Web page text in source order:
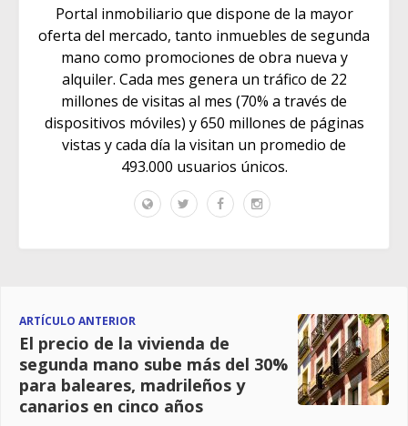
Portal inmobiliario que dispone de la mayor
oferta del mercado, tanto inmuebles de segunda
mano como promociones de obra nueva y
alquiler. Cada mes genera un tráfico de 22
millones de visitas al mes (70% a través de
dispositivos móviles) y 650 millones de páginas
vistas y cada día la visitan un promedio de
493.000 usuarios únicos.
ARTÍCULO ANTERIOR
El precio de la vivienda de
segunda mano sube más del 30%
para baleares, madrileños y
canarios en cinco años